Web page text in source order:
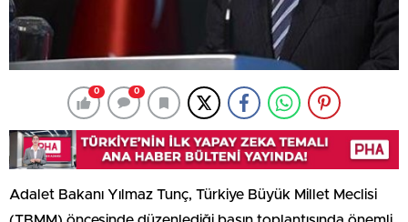
0 0
Adalet Bakanı Yılmaz Tunç, Türkiye Büyük Millet Meclisi